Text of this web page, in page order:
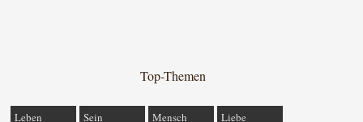
Top-Themen
Leben Sein Mensch
Liebe